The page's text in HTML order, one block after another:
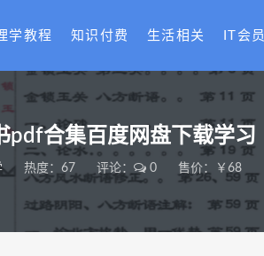
学教程 知识付费 生活相关 IT会员
pdf合集百度网盘下载学习
热度：67 评论： 0 售价：￥68